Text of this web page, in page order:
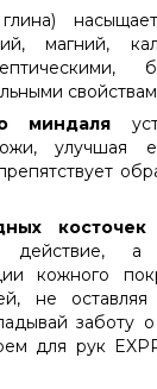
магний,
миндаля
улучшая
косточек
действие,
кожного
не
заботу
для рук